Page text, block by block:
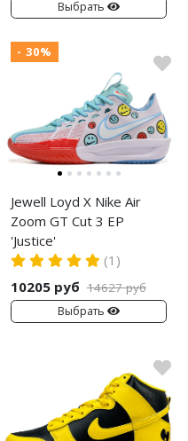
Выбрать
- 30%
Jewell Loyd X Nike Air
Zoom GT Cut 3 EP
'Justice'
(1)
10205 руб 14627 руб
Выбрать